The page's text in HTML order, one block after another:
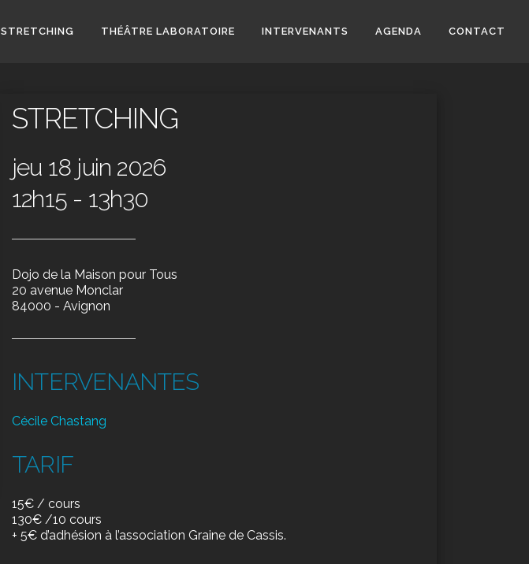
STRETCHING THÉÂTRE LABORATOIRE INTERVENANTS AGENDA CONTACT
STRETCHING
jeu 18 juin 2026
12h15 - 13h30
Dojo de la Maison pour Tous
20 avenue Monclar
84000 - Avignon
INTERVENANTES
Cécile Chastang
TARIF
15€ / cours
130€ /10 cours
+ 5€ d’adhésion à l’association Graine de Cassis.